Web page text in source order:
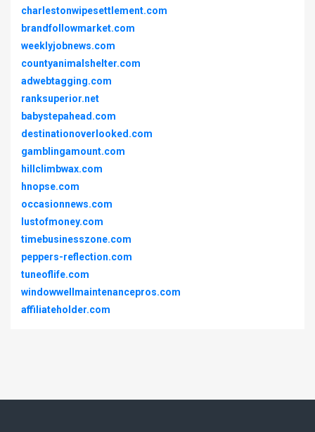
charlestonwipesettlement.com
brandfollowmarket.com
weeklyjobnews.com
countyanimalshelter.com
adwebtagging.com
ranksuperior.net
babystepahead.com
destinationoverlooked.com
gamblingamount.com
hillclimbwax.com
hnopse.com
occasionnews.com
lustofmoney.com
timebusinesszone.com
peppers-reflection.com
tuneoflife.com
windowwellmaintenancepros.com
affiliateholder.com